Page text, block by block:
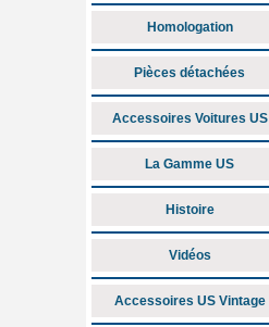
Homologation
Pièces détachées
Accessoires Voitures US
La Gamme US
Histoire
Vidéos
Accessoires US Vintage